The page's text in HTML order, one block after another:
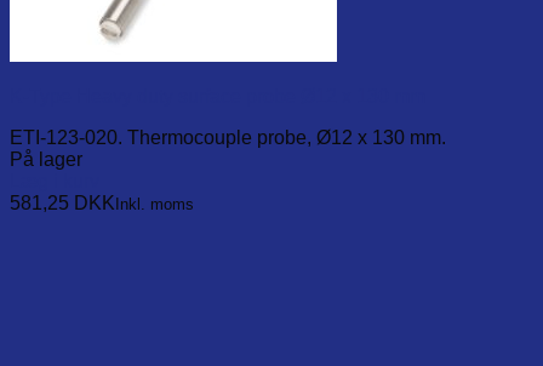
ETI-123-020. Thermocouple probe, Ø12 x 130 mm.
På lager
581,25 DKK Inkl. moms